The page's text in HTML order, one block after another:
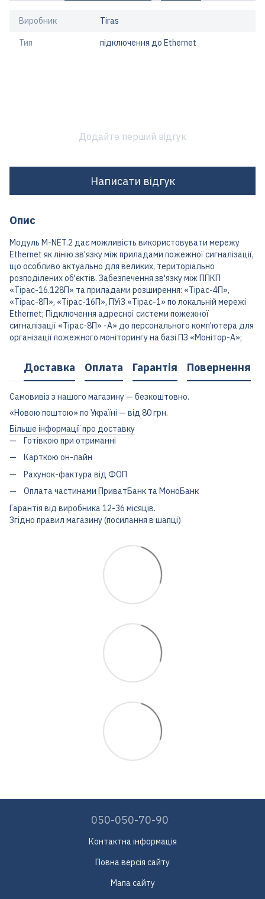
Виробник Tiras
Тип підключення до Ethernet
Додайте перший відгук
Написати відгук
Опис
Модуль M-NET.2 дає можливість використовувати мережу
Ethernet як лінію зв'язку між приладами пожежної сигналізації,
що особливо актуально для великих, територіально
розподілених об'єктів. Забезпечення зв'язку між ППКП
«Тірас-16.128П» та приладами розширення: «Тірас-4П»,
«Тірас-8П», «Тірас-16П», ПУіЗ «Тірас-1» по локальній мережі
Ethernet; Підключення адресної системи пожежної
сигналізації «Тірас-8П» -А» до персонального комп'ютера для
організації пожежного моніторингу на базі ПЗ «Монітор-А»;
Доставка Оплата Гарантія Повернення
Самовивіз з нашого магазину — безкоштовно.
«Новою поштою» по Україні — від 80 грн.
Більше інформації про доставку
Готівкою при отриманні
Карткою он-лайн
Рахунок-фактура від ФОП
Оплата частинами ПриватБанк та МоноБанк
Гарантія від виробника 12-36 місяців.
Згідно правил магазину (посилання в шапці)
050-050-70-90
Контактна інформація
Повна версія сайту
Мапа сайту